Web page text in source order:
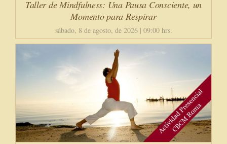
Taller de Mindfulness: Una Pausa Consciente, un
Momento para Respirar
sábado, 8 de agosto, de 2026 | 09:00 hrs.